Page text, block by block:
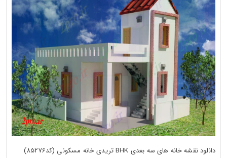
دانلود نقشه خانه های سه بعدی BHK تریدی خانه مسکونی (کد85276)